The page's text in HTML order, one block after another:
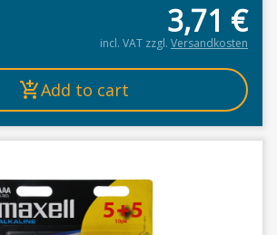
3,71 €
incl. VAT zzgl. Versandkosten
Add to cart